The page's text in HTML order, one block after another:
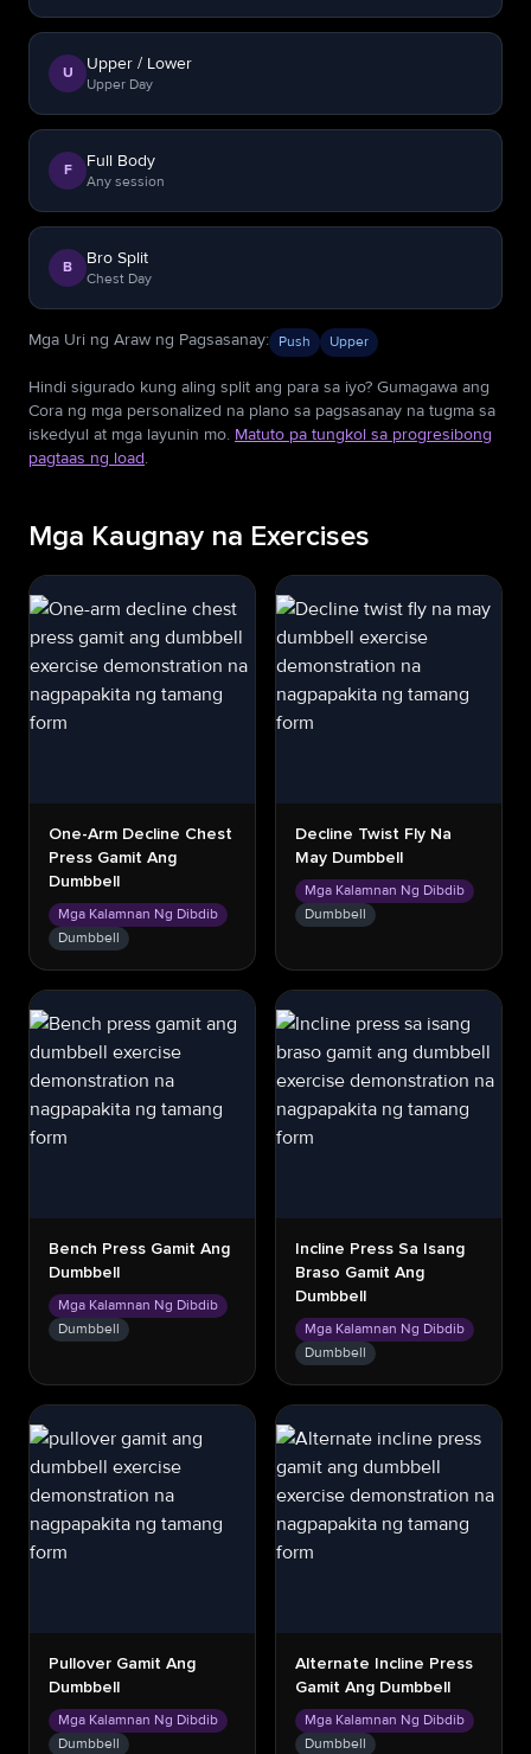
U Upper / Lower
Upper Day
F Full Body
Any session
B Bro Split
Chest Day
Mga Uri ng Araw ng Pagsasanay: Push Upper
Hindi sigurado kung aling split ang para sa iyo? Gumagawa ang
Cora ng mga personalized na plano sa pagsasanay na tugma sa
iskedyul at mga layunin mo. Matuto pa tungkol sa progresibong
pagtaas ng load.
Mga Kaugnay na Exercises
One-Arm Decline Chest
Press Gamit Ang
Dumbbell
Mga Kalamnan Ng Dibdib
Dumbbell
Decline Twist Fly Na
May Dumbbell
Mga Kalamnan Ng Dibdib
Dumbbell
Bench Press Gamit Ang
Dumbbell
Mga Kalamnan Ng Dibdib
Dumbbell
Incline Press Sa Isang
Braso Gamit Ang
Dumbbell
Mga Kalamnan Ng Dibdib
Dumbbell
Pullover Gamit Ang
Dumbbell
Mga Kalamnan Ng Dibdib
Dumbbell
Alternate Incline Press
Gamit Ang Dumbbell
Mga Kalamnan Ng Dibdib
Dumbbell